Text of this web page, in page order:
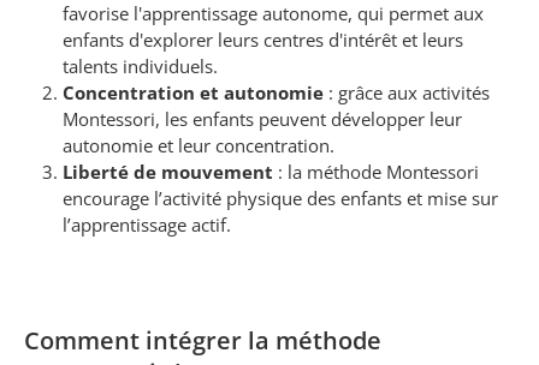
favorise l'apprentissage autonome, qui permet aux
enfants d'explorer leurs centres d'intérêt et leurs
talents individuels.
Concentration et autonomie : grâce aux activités
Montessori, les enfants peuvent développer leur
autonomie et leur concentration.
Liberté de mouvement : la méthode Montessori
encourage l’activité physique des enfants et mise sur
l’apprentissage actif.
Comment intégrer la méthode